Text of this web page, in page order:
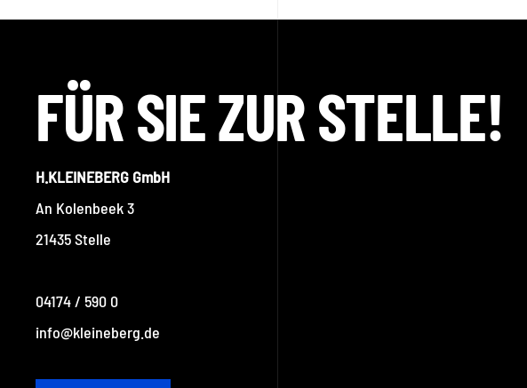
FÜR SIE ZUR STELLE!
H.KLEINEBERG GmbH
An Kolenbeek 3
21435 Stelle
04174 / 590 0
info@kleineberg.de